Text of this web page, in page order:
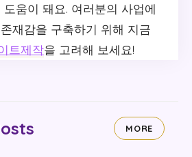
움이 돼요. 여러분의 사업에
재감을 구축하기 위해 지금
트제작을 고려해 보세요!
MORE